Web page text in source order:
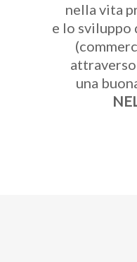
nella vita
e lo sviluppo
una